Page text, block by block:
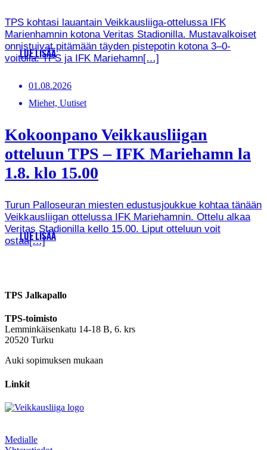
TPS kohtasi lauantain Veikkausliiga-ottelussa IFK
Marienhamnin kotona Veritas Stadionilla. Mustavalkoiset
onnistuivat pitämään täyden pistepotin kotona 3–0-
voitolla. TPS ja IFK Mariehamn[…]
LUE LISÄÄ
01.08.2026
Miehet, Uutiset
Kokoonpano Veikkausliigan
otteluun TPS – IFK Mariehamn la
1.8. klo 15.00
Turun Palloseuran miesten edustusjoukkue kohtaa tänään
Veikkausliigan ottelussa IFK Mariehamnin. Ottelu alkaa
Veritas Stadionilla kello 15.00. Liput otteluun voit
ostaa[…]
LUE LISÄÄ
TPS Jalkapallo
TPS-toimisto
Lemminkäisenkatu 14-18 B, 6. krs
20520 Turku
Auki sopimuksen mukaan
Linkit
Medialle